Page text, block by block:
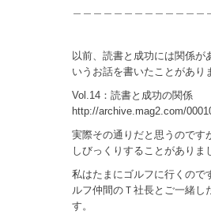
以前、読書と成功には関係が
いうお話を書いたことがあり
Vol.14：読書と成功の関係
http://archive.mag2.com/
実際その通りだと思うのです
しびっくりすることがありま
私はたまにゴルフに行くので
ルフ仲間のＴ社長とご一緒し
す。